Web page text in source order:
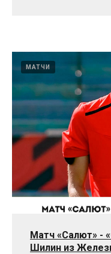
МАТЧИ
Матч «Салют» -
Шилин из